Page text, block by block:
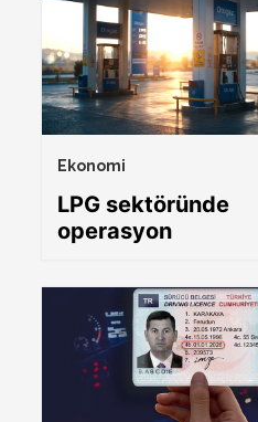
Ekonomi
LPG sektöründe
operasyon